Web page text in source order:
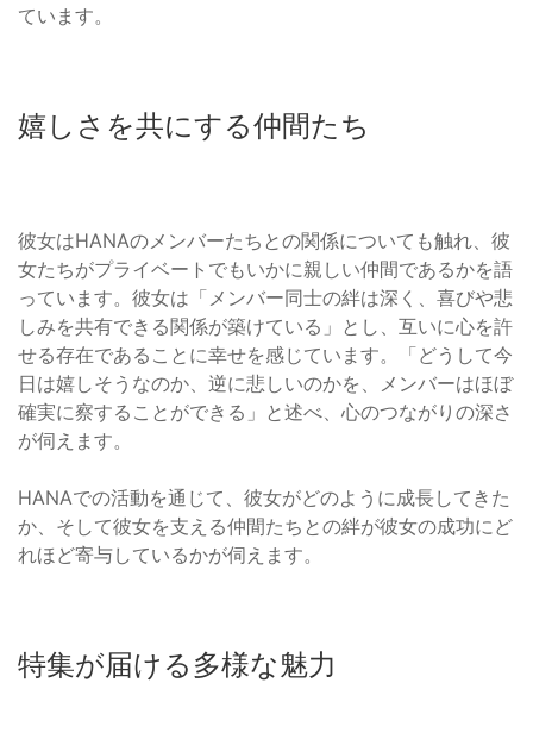
ています。
嬉しさを共にする仲間たち
彼女はHANAのメンバーたちとの関係についても触れ、彼
女たちがプライベートでもいかに親しい仲間であるかを語
っています。彼女は「メンバー同士の絆は深く、喜びや悲
しみを共有できる関係が築けている」とし、互いに心を許
せる存在であることに幸せを感じています。「どうして今
日は嬉しそうなのか、逆に悲しいのかを、メンバーはほぼ
確実に察することができる」と述べ、心のつながりの深さ
が伺えます。
HANAでの活動を通じて、彼女がどのように成長してきた
か、そして彼女を支える仲間たちとの絆が彼女の成功にど
れほど寄与しているかが伺えます。
特集が届ける多様な魅力